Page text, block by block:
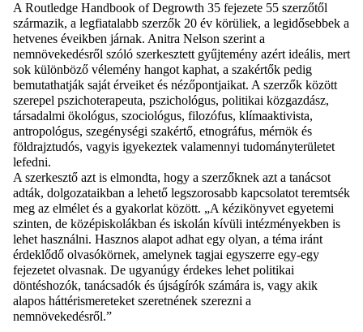
A Routledge Handbook of Degrowth 35 fejezete 55 szerzőtől
származik, a legfiatalabb szerzők 20 év körüliek, a legidősebbek a
hetvenes éveikben járnak. Anitra Nelson szerint a
nemnövekedésről szóló szerkesztett gyűjtemény azért ideális, mert
sok különböző vélemény hangot kaphat, a szakértők pedig
bemutathatják saját érveiket és nézőpontjaikat. A szerzők között
szerepel pszichoterapeuta, pszichológus, politikai közgazdász,
társadalmi ökológus, szociológus, filozófus, klímaaktivista,
antropológus, szegénységi szakértő, etnográfus, mérnök és
földrajztudós, vagyis igyekeztek valamennyi tudományterületet
lefedni.
A szerkesztő azt is elmondta, hogy a szerzőknek azt a tanácsot
adták, dolgozataikban a lehető legszorosabb kapcsolatot teremtsék
meg az elmélet és a gyakorlat között. „A kézikönyvet egyetemi
szinten, de középiskolákban és iskolán kívüli intézményekben is
lehet használni. Hasznos alapot adhat egy olyan, a téma iránt
érdeklődő olvasókörnek, amelynek tagjai egyszerre egy-egy
fejezetet olvasnak. De ugyanúgy érdekes lehet politikai
döntéshozók, tanácsadók és újságírók számára is, vagy akik
alapos háttérismereteket szeretnének szerezni a
nemnövekedésről.”